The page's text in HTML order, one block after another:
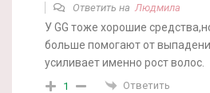
Ответить на Людмила
У GG тоже хорошие
больше помогают от
усиливает именно рост волос.
1 Ответить